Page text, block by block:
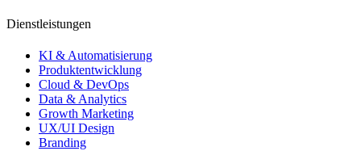
Dienstleistungen
KI & Automatisierung
Produktentwicklung
Cloud & DevOps
Data & Analytics
Growth Marketing
UX/UI Design
Branding